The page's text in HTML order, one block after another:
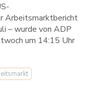
Arbeitsmarktbericht
– wurde von ADP
um 14:15 Uhr